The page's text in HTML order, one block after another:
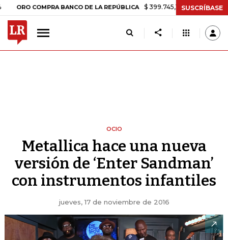
COMPRA BANCO DE LA REPÚBLICA $ 399.745,16 +$ 2.295,71 +0,58%
SUSCRÍBASE
OCIO
Metallica hace una nueva
versión de ‘Enter Sandman’
con instrumentos infantiles
jueves, 17 de noviembre de 2016